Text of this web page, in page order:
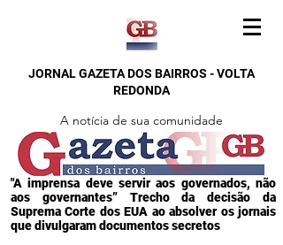
JORNAL GAZETA DOS BAIRROS - VOLTA
REDONDA
A notícia de sua comunidade
"A imprensa deve servir aos governados, não
aos governantes” Trecho da decisão da
Suprema Corte dos EUA ao absolver os jornais
que divulgaram documentos secretos